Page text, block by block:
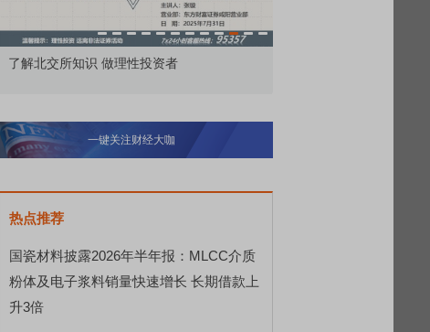
市价委托那么多种，究竟怎么用？
一键关注财经大咖
热点推荐
国瓷材料披露2026年半年报：MLCC介质
粉体及电子浆料销量快速增长 长期借款上
升3倍